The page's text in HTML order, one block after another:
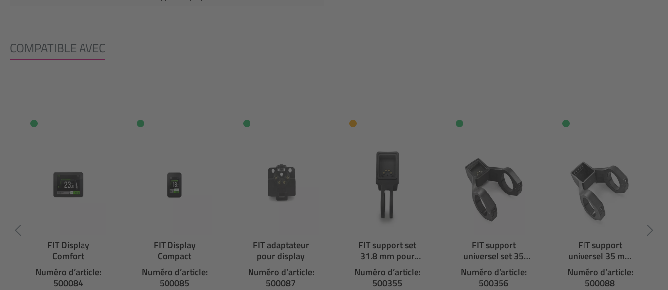
COMPATIBLE AVEC
FIT Display
Comfort
Numéro d’article:
500084
FIT Display
Compact
Numéro d’article:
500085
FIT adaptateur
pour display
Numéro d’article:
500087
FIT support set
31.8 mm pour
center display
Numéro d’article:
500355
FIT support
universel set 35
mm pour display
Numéro d’article:
500356
FIT support
universel 35 mm
pour display
Numéro d’article:
500088